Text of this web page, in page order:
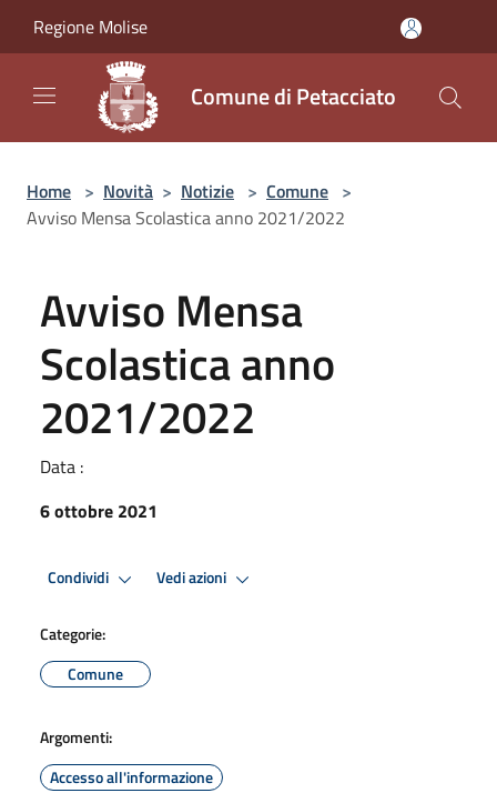
Regione Molise
Comune di Petacciato
Home > Novità > Notizie > Comune >
Avviso Mensa Scolastica anno 2021/2022
Avviso Mensa
Scolastica anno
2021/2022
Data :
6 ottobre 2021
Condividi Vedi azioni
Categorie:
Comune
Argomenti:
Accesso all'informazione